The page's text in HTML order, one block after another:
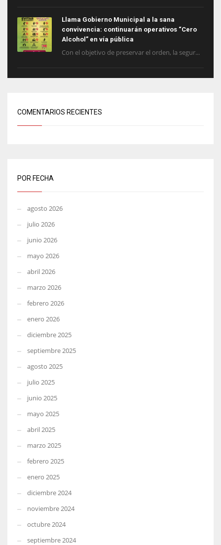
Llama Gobierno Municipal a la sana
convivencia: continuarán operativos “Cero
Alcohol” en vía pública
Con el objetivo de preservar el orden, la segur...
COMENTARIOS RECIENTES
POR FECHA
agosto 2026
julio 2026
junio 2026
mayo 2026
abril 2026
marzo 2026
febrero 2026
enero 2026
diciembre 2025
septiembre 2025
agosto 2025
julio 2025
junio 2025
mayo 2025
abril 2025
marzo 2025
febrero 2025
enero 2025
diciembre 2024
noviembre 2024
octubre 2024
septiembre 2024